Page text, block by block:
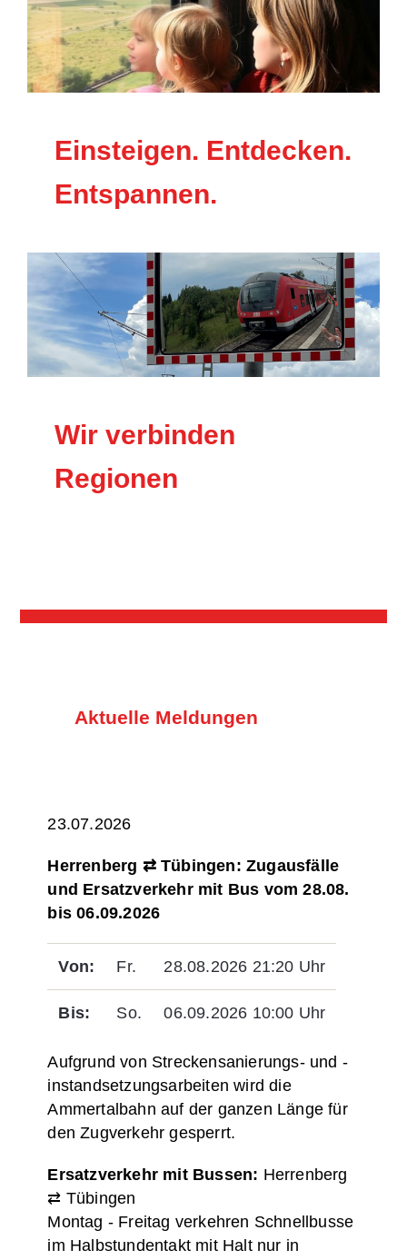
Einsteigen. Entdecken.
Entspannen.
Wir verbinden
Regionen
Aktuelle Meldungen
23.07.2026
Herrenberg ⇄ Tübingen: Zugausfälle
und Ersatzverkehr mit Bus vom 28.08.
bis 06.09.2026
Von: Fr. 28.08.2026 21:20 Uhr
Bis: So. 06.09.2026 10:00 Uhr
Aufgrund von Streckensanierungs- und -
instandsetzungsarbeiten wird die
Ammertalbahn auf der ganzen Länge für
den Zugverkehr gesperrt.
Ersatzverkehr mit Bussen: Herrenberg
⇄ Tübingen
Montag - Freitag verkehren Schnellbusse
im Halbstundentakt mit Halt nur in